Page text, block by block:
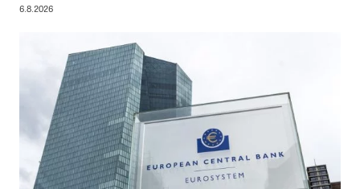
6.8.2026